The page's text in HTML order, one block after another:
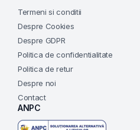
Termeni si conditii
Despre Cookies
Despre GDPR
Politica de confidentialitate
Politica de retur
Despre noi
Contact
ANPC